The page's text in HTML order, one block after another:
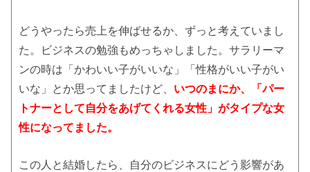
どうやったら売上を伸ばせるか、ずっと考えていまし
た。ビジネスの勉強もめっちゃしました。サラリーマ
ンの時は「かわいい子がいいな」「性格がいい子がい
いな」とか思ってましたけど、 いつのまにか、「パー
トナーとして自分をあげてくれる女性」がタイプな女
性になってました。
この人と結婚したら、自分のビジネスにどう影響があ